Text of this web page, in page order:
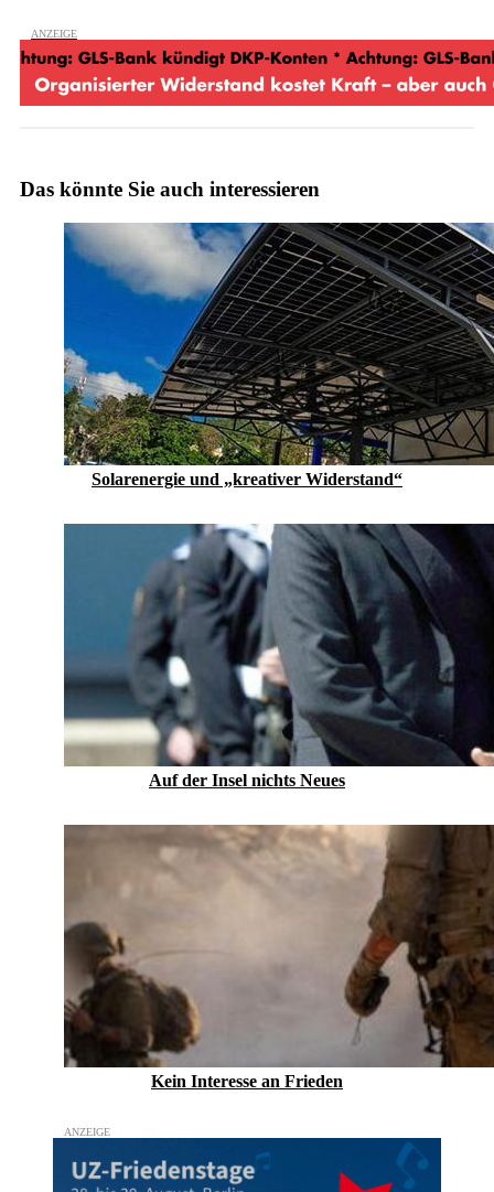
Das könnte Sie auch interessieren
Solarenergie und „kreativer Widerstand“
Auf der Insel nichts Neues
Kein Inte­resse an Frieden